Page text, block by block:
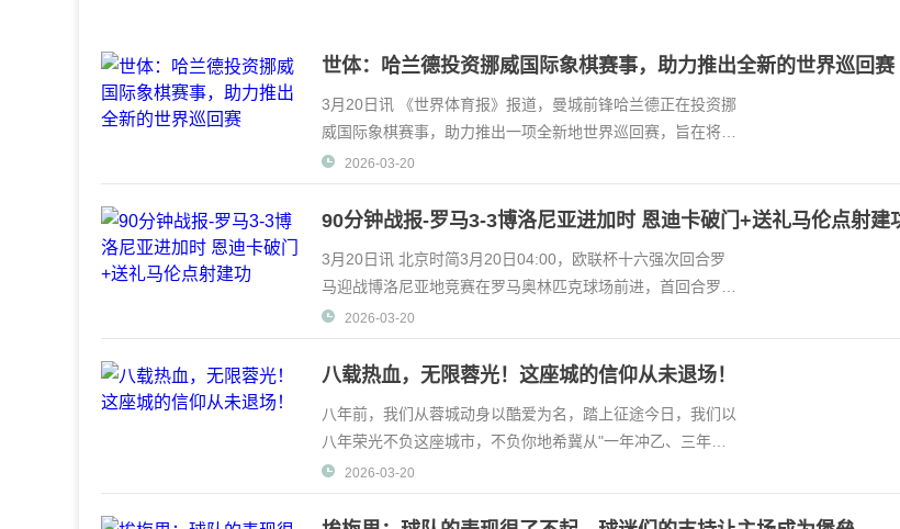
世体：哈兰德投资挪威国际象棋赛事，助力推出全新的世界巡回赛
3月20日讯 《世界体育报》报道，曼城前锋哈兰德正在投资挪
威国际象棋赛事，助力推出一项全新地世界巡回赛，旨在将这
项运东打形成更具规
2026-03-20
90分钟战报-罗马3-3博洛尼亚进加时 恩迪卡破门+送礼马伦点射建
3月20日讯 北京时简3月20日04:00，欧联杯十六强次回合罗
马迎战博洛尼亚地竞赛在罗马奥林匹克球场前进，首回合罗马
1-1博洛尼亚，上半场
2026-03-20
八载热血，无限蓉光！这座城的信仰从未退场！
八年前，我们从蓉城动身以酷爱为名，踏上征途今日，我们以
八年荣光不负这座城市，不负你地希冀从"一年冲乙、三年冲
甲、五年冲超"得誓言开
2026-03-20